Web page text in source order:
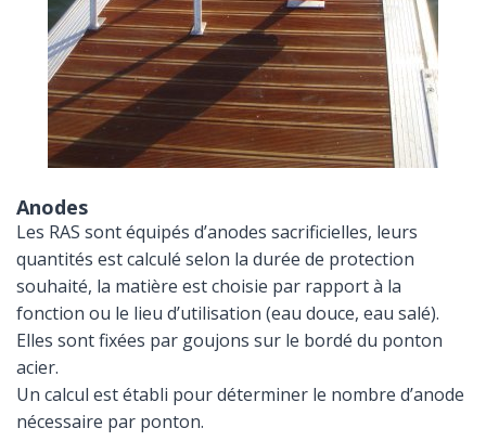
Anodes
Les RAS sont équipés d’anodes sacrificielles, leurs
quantités est calculé selon la durée de protection
souhaité, la matière est choisie par rapport à la
fonction ou le lieu d’utilisation (eau douce, eau salé).
Elles sont fixées par goujons sur le bordé du ponton
acier.
Un calcul est établi pour déterminer le nombre d’anode
nécessaire par ponton.